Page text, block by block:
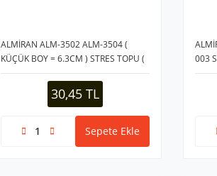
ALMİRAN ALM-3502 ALM-3504 (
KÜÇÜK BOY = 6.3CM ) STRES TOPU (
SÜNGER ) ( DÜNYA HARİTASI &
BASKETBOL TOPU )*12X60
30,45 TL
Sepete Ekle
003